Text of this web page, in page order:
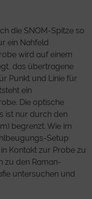
die SNOM-Spitze so
ein Nahfeld
wird auf einem
das übertragene
Punkt und Linie für
ein
Die optische
ist nur durch den
begrenzt. Wie im
Setup
Kontakt zur Probe zu
zu den Raman-
untersuchen und